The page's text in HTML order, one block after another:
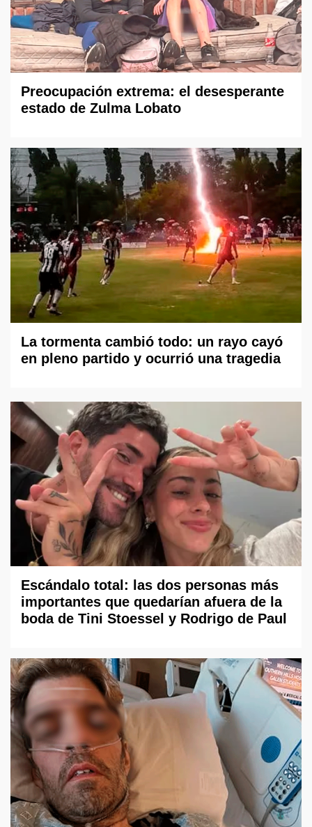
Preocupación extrema: el desesperante
estado de Zulma Lobato
La tormenta cambió todo: un rayo cayó
en pleno partido y ocurrió una tragedia
Escándalo total: las dos personas más
importantes que quedarían afuera de la
boda de Tini Stoessel y Rodrigo de Paul